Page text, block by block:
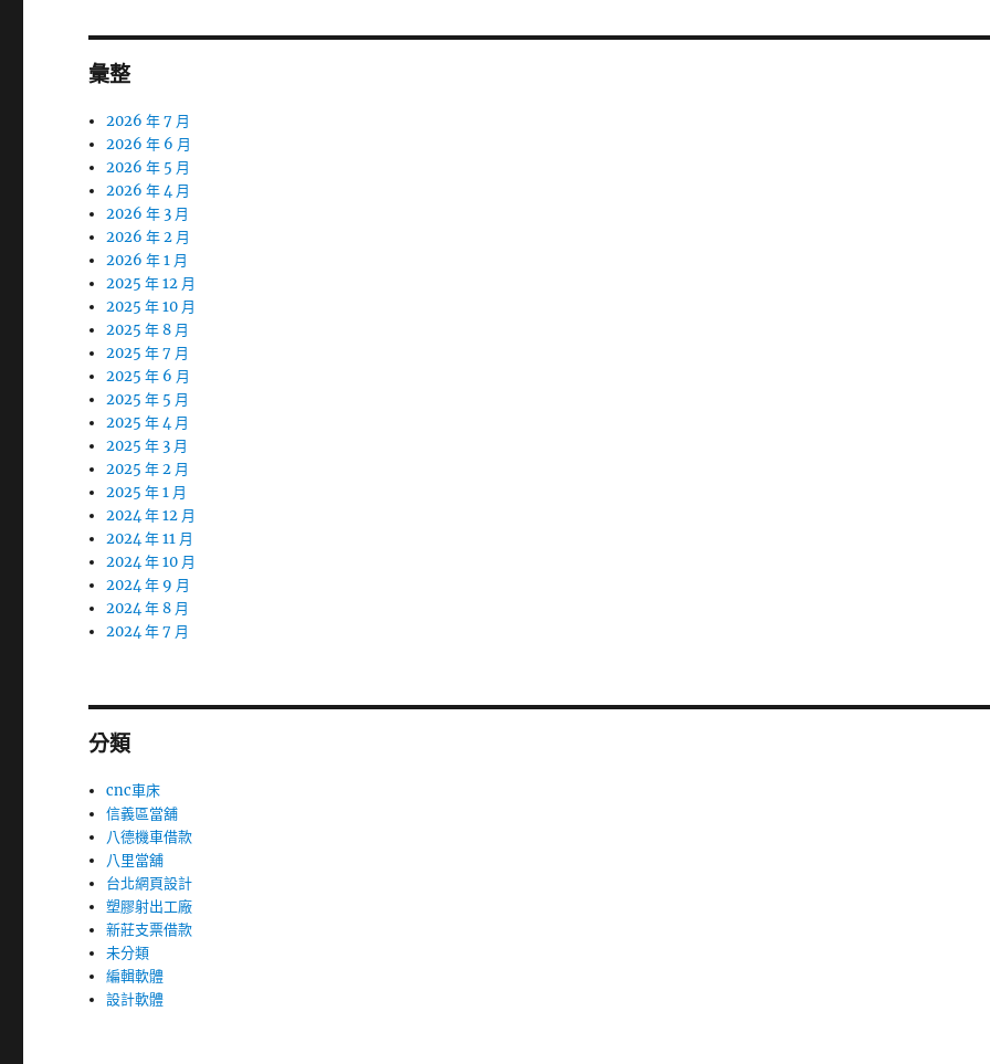
彙整
2026 年 7 月
2026 年 6 月
2026 年 5 月
2026 年 4 月
2026 年 3 月
2026 年 2 月
2026 年 1 月
2025 年 12 月
2025 年 10 月
2025 年 8 月
2025 年 7 月
2025 年 6 月
2025 年 5 月
2025 年 4 月
2025 年 3 月
2025 年 2 月
2025 年 1 月
2024 年 12 月
2024 年 11 月
2024 年 10 月
2024 年 9 月
2024 年 8 月
2024 年 7 月
分類
cnc車床
信義區當舖
八德機車借款
八里當舖
台北網頁設計
塑膠射出工廠
新莊支票借款
未分類
編輯軟體
設計軟體